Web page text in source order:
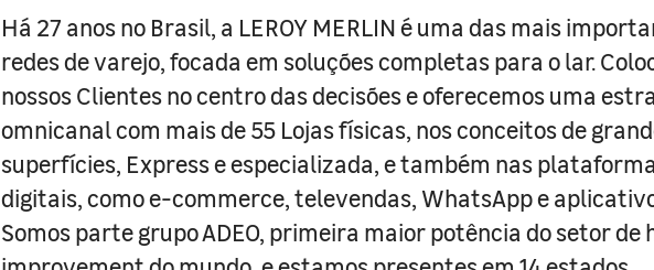
Há 27 anos no Brasil, a LEROY MERLIN é uma das mais
redes de varejo, focada em soluções completas para o lar.
nossos Clientes no centro das decisões e oferecemos uma
omnicanal com mais de 55 Lojas físicas, nos conceitos de
superfícies, Express e especializada, e também nas
digitais, como e-commerce, televendas, WhatsApp e
Somos parte grupo ADEO, primeira maior potência do setor de